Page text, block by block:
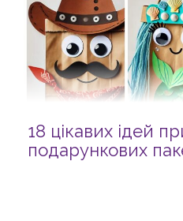
18 цікавих ідей
подарункових